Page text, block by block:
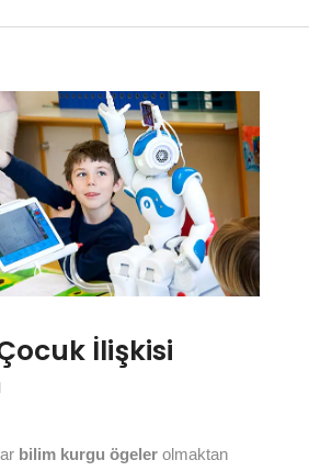
İlişkisi
bilim kurgu ögelerolmaktan